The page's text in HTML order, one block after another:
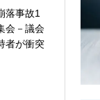
落事故1
会－議会
者が衝突